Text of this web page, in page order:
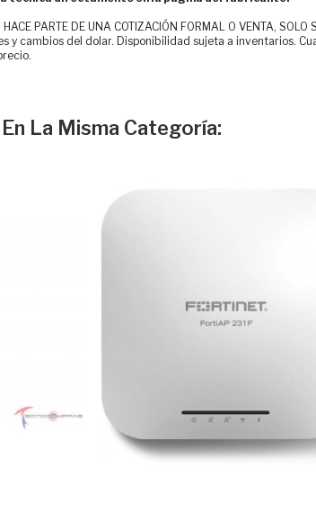
HACE PARTE DE UNA COTIZACIÓN FORMAL O VENTA,
y cambios del dolar. Disponibilidad sujeta a inventarios.
La Misma Categoría: